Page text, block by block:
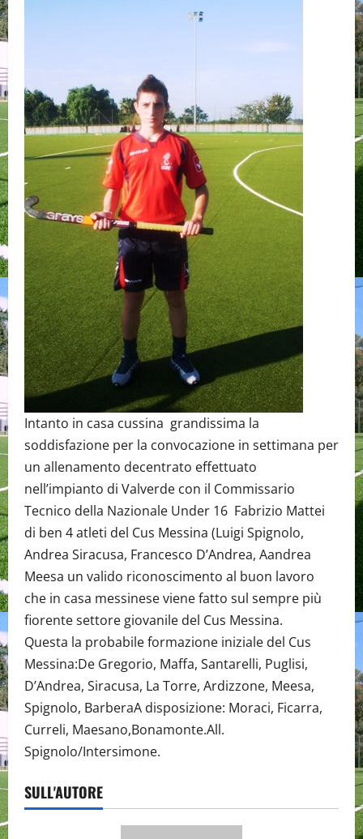
Intanto in casa cussina grandissima la
soddisfazione per la convocazione in settimana per
un allenamento decentrato effettuato
nell’impianto di Valverde con il Commissario
Tecnico della Nazionale Under 16 Fabrizio Mattei
di ben 4 atleti del Cus Messina (Luigi Spignolo,
Andrea Siracusa, Francesco D’Andrea, Aandrea
Meesa un valido riconoscimento al buon lavoro
che in casa messinese viene fatto sul sempre più
fiorente settore giovanile del Cus Messina.
Questa la probabile formazione iniziale del Cus
Messina:De Gregorio, Maffa, Santarelli, Puglisi,
D’Andrea, Siracusa, La Torre, Ardizzone, Meesa,
Spignolo, BarberaA disposizione: Moraci, Ficarra,
Curreli, Maesano,Bonamonte.All.
Spignolo/Intersimone.
SULL'AUTORE